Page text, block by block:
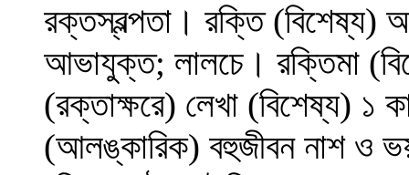
রক্তস্বল্পতা। রক্তি (বিশেষ্য)
আভাযুক্ত; লালচে। রক্তিমা
(রক্তাক্ষরে) লেখা (বিশেষ্য) ১
(আলঙ্কারিক) বহুজীবন নাশ ও